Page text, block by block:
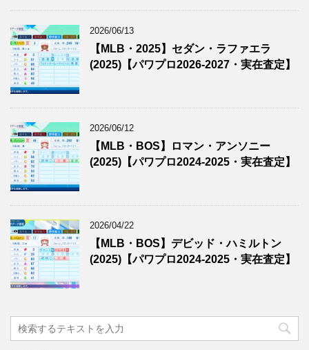
2026/06/13
【MLB・2025】セダン・ラファエラ
(2025)【パワプロ2026-2027・実在査定】
2026/06/12
【MLB・BOS】ロマン・アンソニー
(2025)【パワプロ2024-2025・実在査定】
2026/04/22
【MLB・BOS】デビッド・ハミルトン
(2025)【パワプロ2024-2025・実在査定】